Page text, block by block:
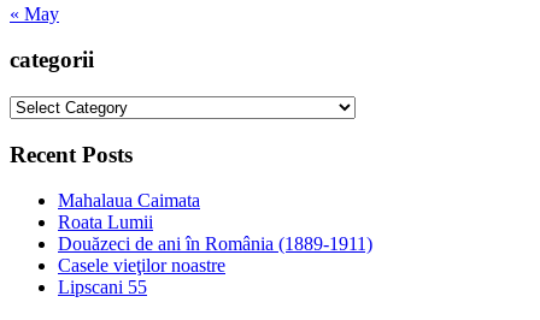
« May
categorii
categorii
Recent Posts
Mahalaua Caimata
Roata Lumii
Douăzeci de ani în România (1889-1911)
Casele vieţilor noastre
Lipscani 55